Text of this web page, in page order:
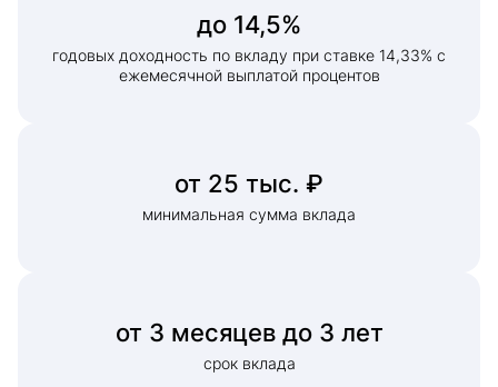
до 14,5%
годовых доходность по вкладу при ставке 14,33% с
ежемесячной выплатой процентов
от 25 тыс. ₽
минимальная сумма вклада
от 3 месяцев до 3 лет
срок вклада